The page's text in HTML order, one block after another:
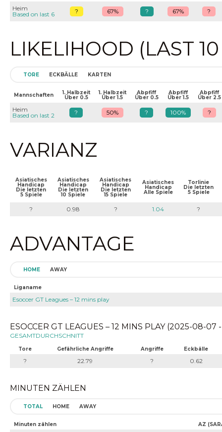
Heim
Based on last 6
? 67% ? 67% ?
LIKELIHOOD (LAST
TORE ECKBÄLLE KARTEN
Mannschaften 1. Halbzeit
Über 0.5
1. Halbzeit
Über 1.5
Abpfiff
Über 0.5
Abpfiff
Über 1.5
Abpfiff
Über 2.5
Heim
Based on last 2
? 50% ? 100% ?
VARIANZ
Asiatisches
Handicap
Die letzten
5 Spiele
Asiatisches
Handicap
Die letzten
10 Spiele
Asiatisches
Handicap
Die letzten
15 Spiele
Asiatisches
Handicap
Alle Spiele
Torlinie
Die letzten
5 Spiele
? 0.98 ? 1.04 ?
ADVANTAGE
HOME AWAY
Liganame
Esoccer GT Leagues – 12 mins play
ESOCCER GT LEAGUES – 12 MINS PLAY (2025-08-
GESAMTDURCHSCHNITT
Tore Gefährliche Angriffe Angriffe Eckbälle
? 22.79 ? 0.62
MINUTEN ZÄHLEN
TOTAL HOME AWAY
Minuten zählen AZ